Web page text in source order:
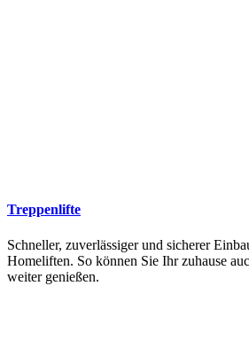
Treppenlifte
Schneller, zuverlässiger und sicherer
Homeliften. So können Sie Ihr zuhause
weiter genießen.